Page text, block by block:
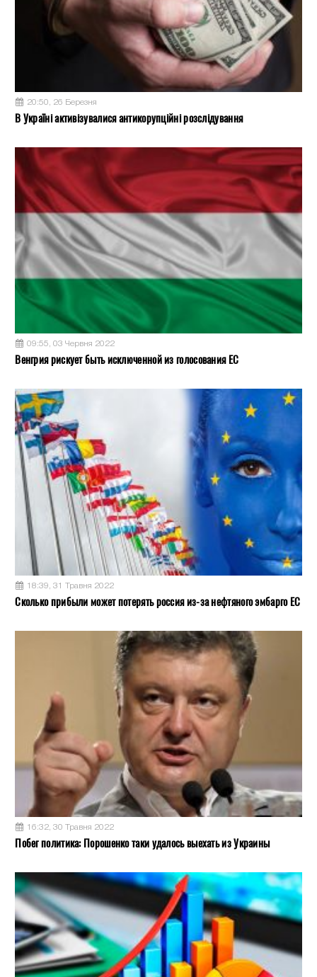
20:50, 26 Березня
В Україні активізувалися антикорупційні розслідування
09:55, 03 Червня 2022
Венгрия рискует быть исключенной из голосования ЕС
18:39, 31 Травня 2022
Сколько прибыли может потерять россия из-за нефтяного эмбарго ЕС
16:32, 30 Травня 2022
Побег политика: Порошенко таки удалось выехать из Украины